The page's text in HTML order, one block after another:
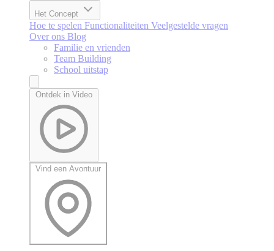
Het Concept
Hoe te spelen Functionaliteiten Veelgestelde vragen
Over ons Blog
Familie en vrienden
Team Building
School uitstap
Ontdek in Video
Vind een Avontuur